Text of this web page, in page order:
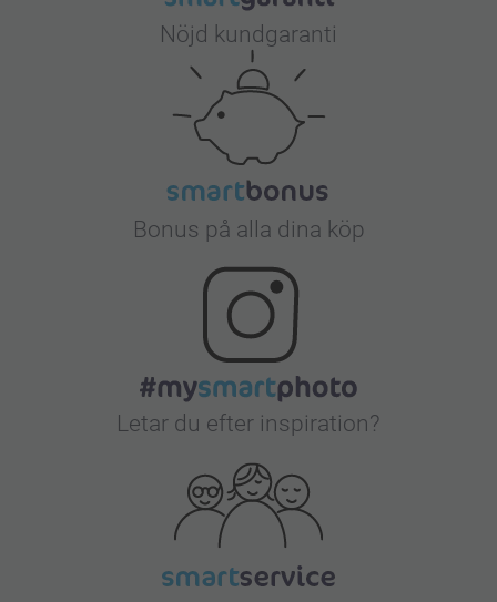
Nöjd kundgaranti
Bonus på alla dina köp
Letar du efter inspiration?